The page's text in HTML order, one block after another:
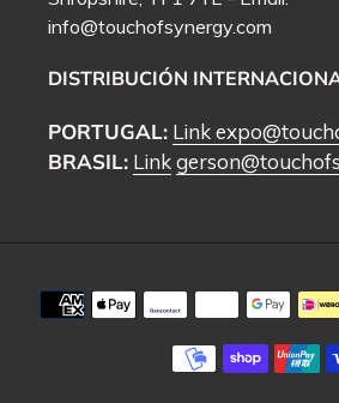
info@touchofsynergy.com
DISTRIBUCIÓN
PORTUGAL: Link
BRASIL: Link
de
pago